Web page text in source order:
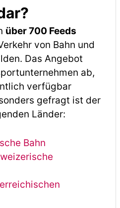
über 700 Feeds
von Bahn und
Das Angebot
ab,
verfügbar
gefragt ist der
Länder:
Bahn